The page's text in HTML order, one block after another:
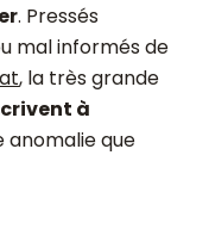
. Pressés
mal informés de
, la très grande
à
anomalie que